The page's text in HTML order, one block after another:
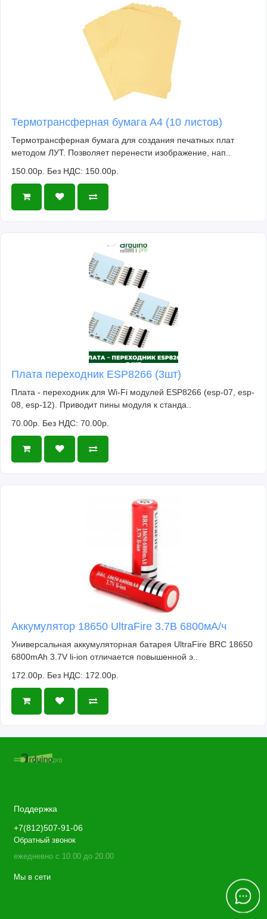
Термотрансферная бумага А4 (10 листов)
Термотрансферная бумага для создания печатных плат
методом ЛУТ. Позволяет перенести изображение, нап..
150.00р. Без НДС: 150.00р.
Плата переходник ESP8266 (3шт)
Плата - переходник для Wi-Fi модулей ESP8266 (esp-07, esp-
08, esp-12). Приводит пины модуля к станда..
70.00р. Без НДС: 70.00р.
Аккумулятор 18650 UltraFire 3.7В 6800мА/ч
Универсальная аккумуляторная батарея UltraFire BRC 18650
6800mAh 3.7V li-ion отличается повышенной э..
172.00р. Без НДС: 172.00р.
Поддержка
+7(812)507-91-06
Обратный звонок
ежедневно с 10.00 до 20.00
Мы в сети